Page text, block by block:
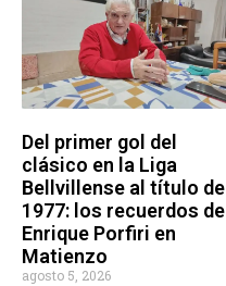
Del primer gol del
clásico en la Liga
Bellvillense al título de
1977: los recuerdos de
Enrique Porfiri en
Matienzo
agosto 5, 2026